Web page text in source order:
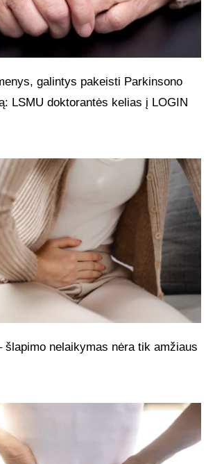
galintys pakeisti Parkinsono
LSMU doktorantės kelias į LOGIN
šlapimo nelaikymas nėra tik amžiaus